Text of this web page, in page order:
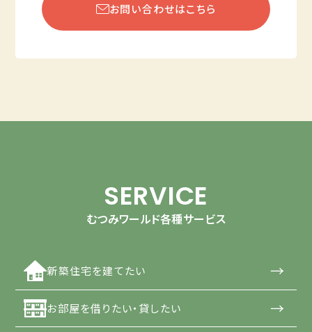
お問い合わせはこちら
SERVICE
むつみワールド各種サービス
新築住宅を建てたい →
お部屋を借りたい・貸したい →